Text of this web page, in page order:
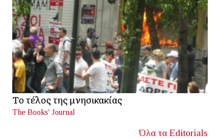
Το τέλος της μνησικακίας
The Books' Journal
Όλα τα Editorials